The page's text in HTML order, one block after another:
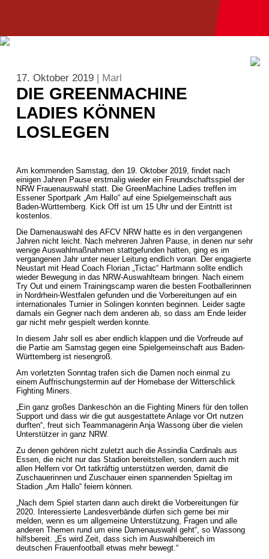
17. Oktober 2019 | Marl
DIE GREENMACHINE
LADIES KÖNNEN
LOSLEGEN
Am kommenden Samstag, den 19. Oktober 2019, findet nach
einigen Jahren Pause erstmalig wieder ein Freundschaftsspiel der
NRW Frauenauswahl statt. Die GreenMachine Ladies treffen im
Essener Sportpark „Am Hallo“ auf eine Spielgemeinschaft aus
Baden-Württemberg. Kick Off ist um 15 Uhr und der Eintritt ist
kostenlos.
Die Damenauswahl des AFCV NRW hatte es in den vergangenen
Jahren nicht leicht. Nach mehreren Jahren Pause, in denen nur sehr
wenige Auswahlmaßnahmen stattgefunden hatten, ging es im
vergangenen Jahr unter neuer Leitung endlich voran. Der engagierte
Neustart mit Head Coach Florian „Tictac“ Hartmann sollte endlich
wieder Bewegung in das NRW-Auswahlteam bringen. Nach einem
Try Out und einem Trainingscamp waren die besten Footballerinnen
in Nordrhein-Westfalen gefunden und die Vorbereitungen auf ein
internationales Turnier in Solingen konnten beginnen. Leider sagte
damals ein Gegner nach dem anderen ab, so dass am Ende leider
gar nicht mehr gespielt werden konnte.
In diesem Jahr soll es aber endlich klappen und die Vorfreude auf
die Partie am Samstag gegen eine Spielgemeinschaft aus Baden-
Württemberg ist riesengroß.
Am vorletzten Sonntag trafen sich die Damen noch einmal zu
einem Auffrischungstermin auf der Homebase der Witterschlick
Fighting Miners.
„Ein ganz großes Dankeschön an die Fighting Miners für den tollen
Support und dass wir die gut ausgestattete Anlage vor Ort nutzen
durften“, freut sich Teammanagerin Anja Wassong über die vielen
Unterstützer in ganz NRW.
Zu denen gehören nicht zuletzt auch die Assindia Cardinals aus
Essen, die nicht nur das Stadion bereitstellen, sondern auch mit
allen Helfern vor Ort tatkräftig unterstützen werden, damit die
Zuschauerinnen und Zuschauer einen spannenden Spieltag im
Stadion „Am Hallo“ feiern können.
„Nach dem Spiel starten dann auch direkt die Vorbereitungen für
2020. Interessierte Landesverbände dürfen sich gerne bei mir
melden, wenn es um allgemeine Unterstützung, Fragen und alle
anderen Themen rund um eine Damenauswahl geht“, so Wassong
hilfsbereit. „Es wird Zeit, dass sich im Auswahlbereich im
deutschen Frauenfootball etwas mehr bewegt.“